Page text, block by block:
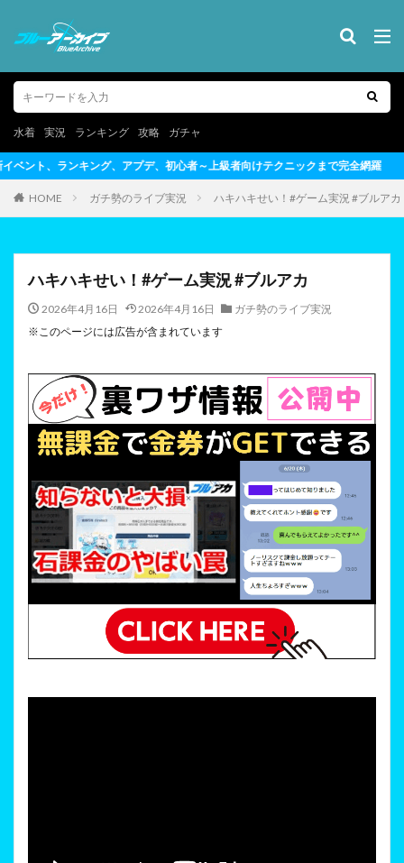
水着 実況 ランキング 攻略 ガチャ
者～上級者向けテクニックまで完全網羅
HOME ガチ勢のライブ実況 ハキハキせい！#ゲーム実況 #ブルアカ
ハキハキせい！#ゲーム実況 #ブルアカ
2026年4月16日 2026年4月16日
ガチ勢のライブ実況
※このページには広告が含まれています